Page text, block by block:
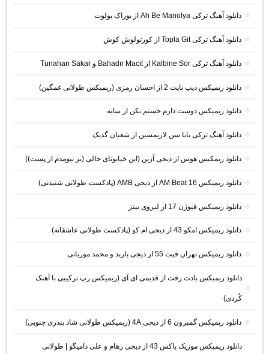
دانلود آهنگ ترکی Ah Be Manolya از بوراک بولوت
دانلود آهنگ ترکی Topla Git از کورتولوش کوش
دانلود آهنگ ترکی Kalbine Sor از Bahadır Macit و Tunahan Sakar
دانلود ریمیکس دیپ نایت 2 از احسان رمزی (ریمیکس طولانی غمگین)
دانلود ریمیکس دوست دارم خستم نکن از سایه
دانلود آهنگ ترکی بانا سن لازیمسین از شعبان گدیک
دانلود ریمکیس هوس از دیجی آرین (این خیابونای خالی (بر نیومدم از پست))
دانلود ریمیکس AM Beat 16 از دیجی AMB (پادکست طولانی شنیدنی)
دانلود ریمیکس فیوژن 17 از لیروی بیتز
دانلود ریمیکس امکو 43 از دیجی ام کو (پادکست طولانی عاشقانه)
دانلود ریمیکس تهران فیت 55 از دیجی باربد و محمد موریانی
دانلود ریمیکس یادت رفت از قدیمی ای آی (ریمیکس رپ ترکیبی با آهنک
کُردی)
دانلود ریمیکس گمبرون 6 از دیجی 4A (ریمیکس طولانی شاد بندری جنوبی)
دانلود ریمیکس موزیک باکس 43 از دیجی رهام و علی دامیگو | طولانی